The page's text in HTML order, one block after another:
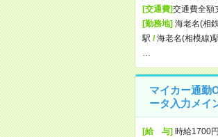
[交通費]交通費全額
[勤務地]海老名(相
駅 /海老名(相模線)
マイカー通勤
ータ入力メイ
[給 与]時給1700